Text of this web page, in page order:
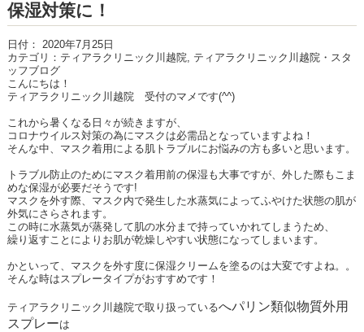
保湿対策に！
日付： 2020年7月25日
カテゴリ： ティアラクリニック川越院, ティアラクリニック川越院・スタ
ッフブログ
こんにちは！
ティアラクリニック川越院 受付のマメです(^^)
これから暑くなる日々が続きますが、
コロナウイルス対策の為にマスクは必需品となっていますよね！
そんな中、マスク着用による肌トラブルにお悩みの方も多いと思います。
トラブル防止のためにマスク着用前の保湿も大事ですが、外した際もこま
めな保湿が必要だそうです!
マスクを外す際、マスク内で発生した水蒸気によってふやけた状態の肌が
外気にさらされます。
この時に水蒸気が蒸発して肌の水分まで持っていかれてしまうため、
繰り返すことによりお肌が乾燥しやすい状態になってしまいます。
かといって、マスクを外す度に保湿クリームを塗るのは大変ですよね。。
そんな時はスプレータイプがおすすめです！
ティアラクリニック川越院で取り扱っているへパリン類似物質外用
スプレーは